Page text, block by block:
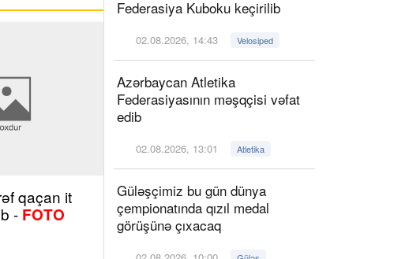
qaçan it
- FOTO
Federasiya Kuboku keçirilib
02.08.2026, 14:43 Velosiped
Azərbaycan Atletika
Federasiyasının məşqçisi vəfat
edib
02.08.2026, 13:01 Atletika
Güləşçimiz bu gün dünya
çempionatında qızıl medal
görüşünə çıxacaq